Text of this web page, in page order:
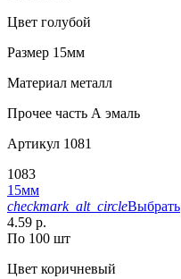
Цвет голубой
Размер 15мм
Материал металл
Прочее часть А эмаль
Артикул 1081
1083
15мм
checkmark_alt_circleВыбрать
4.59 р.
По 100 шт
Цвет коричневый